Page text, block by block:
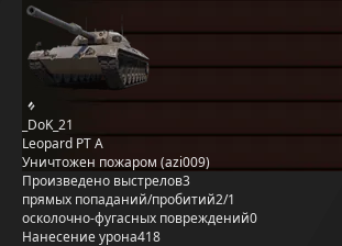
_DoK_21
Leopard PT A
Уничтожен пожаром (azi009)
Произведено выстрелов3
прямых попаданий/пробитий2/1
осколочно-фугасных повреждений0
Нанесение урона418